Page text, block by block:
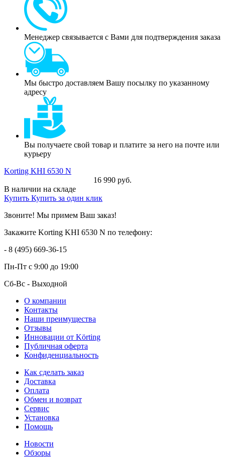
Менеджер связывается с Вами для подтверждения заказа
Мы быстро доставляем Вашу посылку по указанному
адресу
Вы получаете свой товар и платите за него на почте или
курьеру
Korting KHI 6530 N
16 990 руб.
В наличии на складе
Купить Купить за один клик
Звоните! Мы примем Ваш заказ!
Закажите Korting KHI 6530 N по телефону:
- 8 (495) 669-36-15
Пн-Пт с 9:00 до 19:00
Сб-Вс - Выходной
О компании
Контакты
Наши преимущества
Отзывы
Инновации от Körting
Публичная оферта
Конфиденциальность
Как сделать заказ
Доставка
Оплата
Обмен и возврат
Сервис
Установка
Помощь
Новости
Обзоры